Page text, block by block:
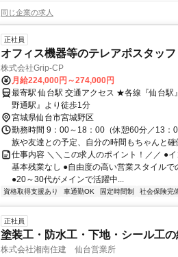
同じ企業の求人
正社員
オフィス機器等のテレアポスタッフ
株式会社Grip-CP
月給224,000円～274,000円
最寄駅 仙台駅 交通アクセス ★各線『仙台駅』より徒歩5分 ★地下鉄東西線『宮城
野通駅』より徒歩1分
宮城県仙台市宮城野区
勤務時間 9：00～18：00（休憩60分／13
族や友達との予定、自分の時間もちゃんと
仕事内容 ＼＼この求人のポイント！／／ ●
基本残業なし ●自由度の高い営業スタイルで
●20～30代がメインで活躍中...
資格取得支援あり 車通勤OK 固定時間制 社会保険完
正社員
塗装工・防水工・下地・シール工
株式会社湘南住建 仙台営業所